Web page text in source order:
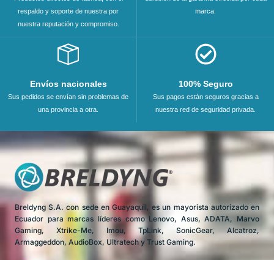
respaldo y soporte de nuestra por
nuestra reputación y compromiso.
marca.
Envíos nacionales
Sus pedidos se envían sin problemas de
una provincia a otra.
100% Seguro
Sus pagos están seguros gracias a
nuestra red de seguridad privada.
Breldyng S.A. con sede en Guayaquil, es un mayorista autorizado en
Ecuador para marcas líderes como Lenovo, Asus, ADATA, Marvo
Gaming, Xtrike-Me, Imou, TpLink, SonicGear, Alcatroz,
Armaggeddon, AudioBox, Ultratech y Trust Gaming.